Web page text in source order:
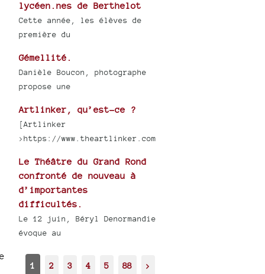
lycéen.nes de Berthelot
Cette année, les élèves de
première du
Gémellité.
Danièle Boucon, photographe
propose une
Artlinker, qu’est-ce ?
[Artlinker
>https://www.theartlinker.com
Le Théâtre du Grand Rond
confronté de nouveau à
d’importantes
difficultés.
Le 12 juin, Béryl Denormandie
évoque au
1 2 3 4 5 88 >